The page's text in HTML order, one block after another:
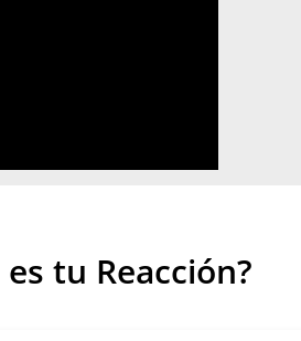
es tu Reacción?